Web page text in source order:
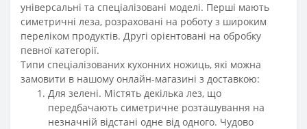
універсальні та спеціалізовані моделі. Перші мають
симетричні леза, розраховані на роботу з широким
переліком продуктів. Другі орієнтовані на обробку
певної категорії.
Типи спеціалізованих кухонних ножиць, які можна
замовити в нашому онлайн-магазині з доставкою:
Для зелені. Містять декілька лез, що
передбачають симетричне розташування на
незначній відстані одне від одного. Чудово